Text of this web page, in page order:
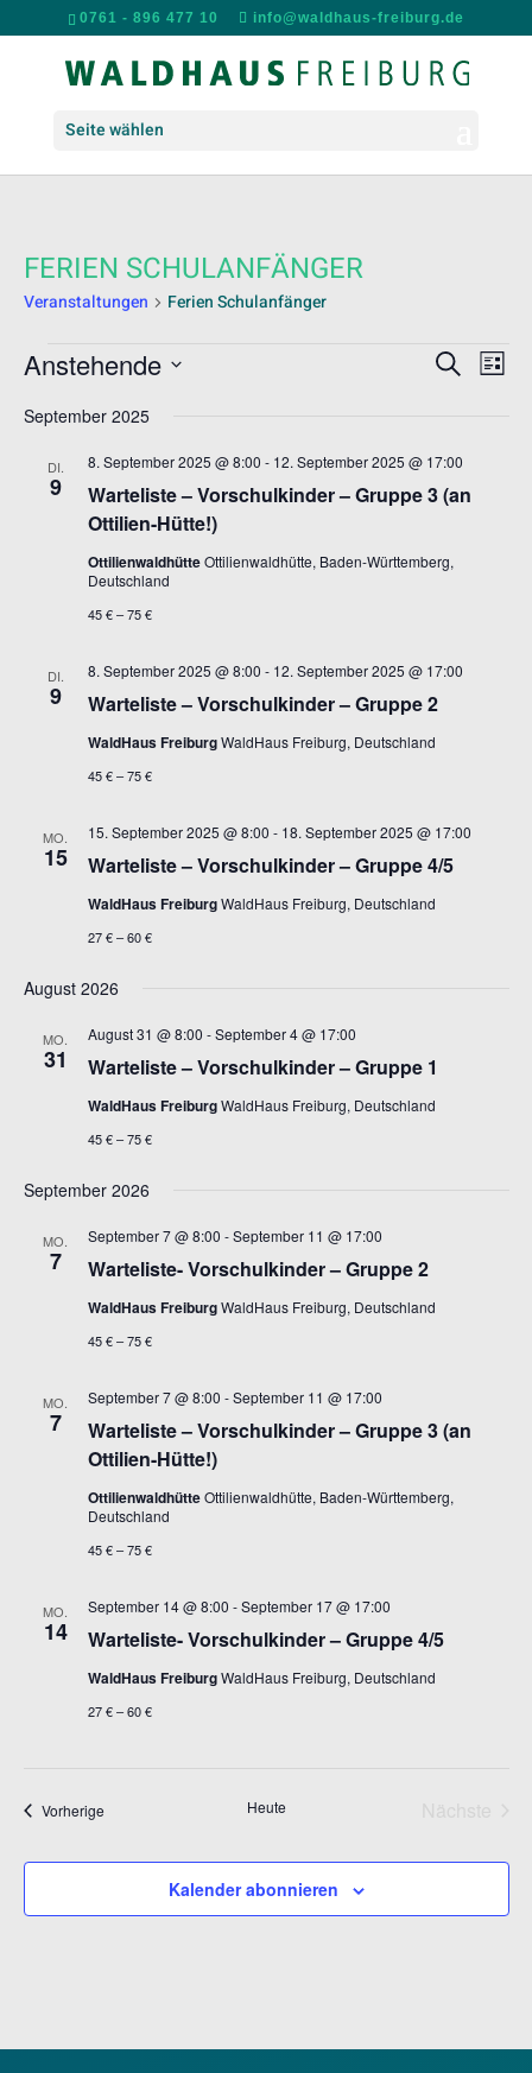
0761 - 896 477 10 info@waldhaus-freiburg.de
Seite wählen
FERIEN SCHULANFÄNGER
Veranstaltungen Ferien Schulanfänger
VERANSTALTUNGEN
SUCHE
SucheListe
Anstehende
wählen.
September 2025
DI.
9
Warteliste – Vorschulkinder – Gruppe 3 (an
Ottilien-Hütte!)
8. September 2025 @ 8:00 - 12. September 2025 @ 17:00
OttilienwaldhütteOttilienwaldhütte, Baden-Württemberg,
Deutschland
45 € – 75 €
DI.
9 Warteliste – Vorschulkinder – Gruppe 2
8. September 2025 @ 8:00 - 12. September 2025 @ 17:00
WaldHaus FreiburgWaldHaus Freiburg, Deutschland
45 € – 75 €
MO.
15 Warteliste – Vorschulkinder – Gruppe 4/5
15. September 2025 @ 8:00 - 18. September 2025 @ 17:00
WaldHaus FreiburgWaldHaus Freiburg, Deutschland
27 € – 60 €
August 2026
MO.
31 Warteliste – Vorschulkinder – Gruppe 1
August 31 @ 8:00 -September 4 @ 17:00
WaldHaus FreiburgWaldHaus Freiburg, Deutschland
45 € – 75 €
September 2026
MO.
7 Warteliste- Vorschulkinder – Gruppe 2
September 7 @ 8:00 -September 11 @ 17:00
WaldHaus FreiburgWaldHaus Freiburg, Deutschland
45 € – 75 €
MO.
7
Warteliste – Vorschulkinder – Gruppe 3 (an
Ottilien-Hütte!)
September 7 @ 8:00 -September 11 @ 17:00
OttilienwaldhütteOttilienwaldhütte, Baden-Württemberg,
Deutschland
45 € – 75 €
MO.
14 Warteliste- Vorschulkinder – Gruppe 4/5
September 14 @ 8:00 -September 17 @ 17:00
WaldHaus FreiburgWaldHaus Freiburg, Deutschland
27 € – 60 €
VorherigeVeranstaltungen Heute
Kalender abonnieren